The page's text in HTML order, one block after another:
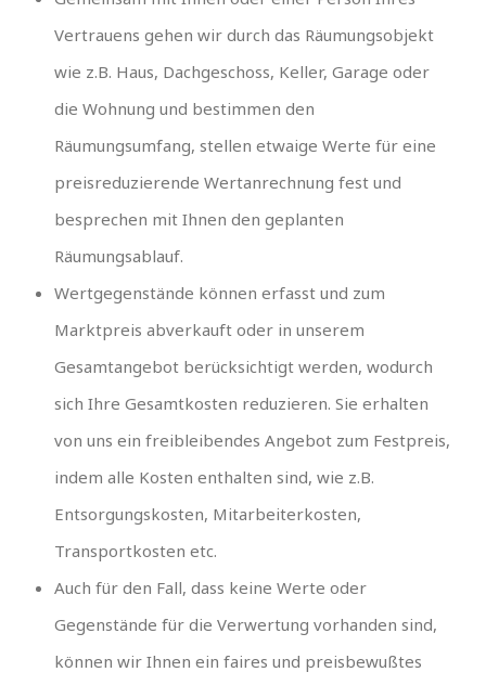
Vertrauens gehen wir durch das Räumungsobjekt
wie z.B. Haus, Dachgeschoss, Keller, Garage oder
die Wohnung und bestimmen den
Räumungsumfang, stellen etwaige Werte für eine
preisreduzierende Wertanrechnung fest und
besprechen mit Ihnen den geplanten
Räumungsablauf.
Wertgegenstände können erfasst und zum
Marktpreis abverkauft oder in unserem
Gesamtangebot berücksichtigt werden, wodurch
sich Ihre Gesamtkosten reduzieren. Sie erhalten
von uns ein freibleibendes Angebot zum Festpreis,
indem alle Kosten enthalten sind, wie z.B.
Entsorgungskosten, Mitarbeiterkosten,
Transportkosten etc.
Auch für den Fall, dass keine Werte oder
Gegenstände für die Verwertung vorhanden sind,
können wir Ihnen ein faires und preisbewußtes